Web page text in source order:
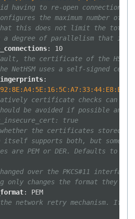
having to re-open connections
the maximum number of
this does not limit the total
a degree of parallelism that is
:
10
the certificate of the HSM
the NetHSM uses a self-signed
:
certificate checks can be
be avoided if possible and
true
the certificates stored in
itself supports both, but some
are PEM or DER. Defaults to PEM
over the PKCS#11 interface
only changes the format they
:
PEM
network retry mechanism. If